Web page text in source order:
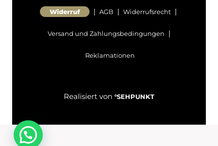
Widerruf | AGB | Widerrufsrecht|
Versand und Zahlungsbedingungen |
Reklamationen
Realisiert von °SEHPUNKT